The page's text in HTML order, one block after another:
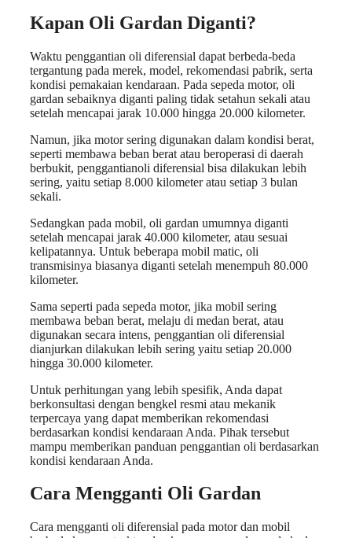
Kapan Oli Gardan Diganti?
Waktu penggantian oli diferensial dapat berbeda-beda
tergantung pada merek, model, rekomendasi pabrik, serta
kondisi pemakaian kendaraan. Pada sepeda motor, oli
gardan sebaiknya diganti paling tidak setahun sekali atau
setelah mencapai jarak 10.000 hingga 20.000 kilometer.
Namun, jika motor sering digunakan dalam kondisi berat,
seperti membawa beban berat atau beroperasi di daerah
berbukit, penggantianoli diferensial bisa dilakukan lebih
sering, yaitu setiap 8.000 kilometer atau setiap 3 bulan
sekali.
Sedangkan pada mobil, oli gardan umumnya diganti
setelah mencapai jarak 40.000 kilometer, atau sesuai
kelipatannya. Untuk beberapa mobil matic, oli
transmisinya biasanya diganti setelah menempuh 80.000
kilometer.
Sama seperti pada sepeda motor, jika mobil sering
membawa beban berat, melaju di medan berat, atau
digunakan secara intens, penggantian oli diferensial
dianjurkan dilakukan lebih sering yaitu setiap 20.000
hingga 30.000 kilometer.
Untuk perhitungan yang lebih spesifik, Anda dapat
berkonsultasi dengan bengkel resmi atau mekanik
terpercaya yang dapat memberikan rekomendasi
berdasarkan kondisi kendaraan Anda. Pihak tersebut
mampu memberikan panduan penggantian oli berdasarkan
kondisi kendaraan Anda.
Cara Mengganti Oli Gardan
Cara mengganti oli diferensial pada motor dan mobil